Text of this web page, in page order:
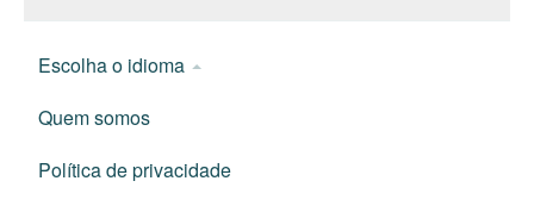
Escolha o idioma
Quem somos
Política de privacidade